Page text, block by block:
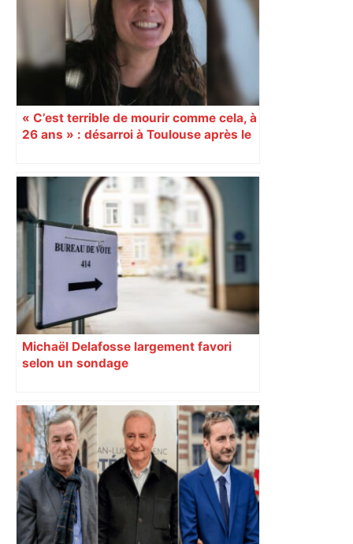
« C’est terrible de mourir comme cela, à
26 ans » : désarroi à Toulouse après le
Michaël Delafosse largement favori
selon un sondage